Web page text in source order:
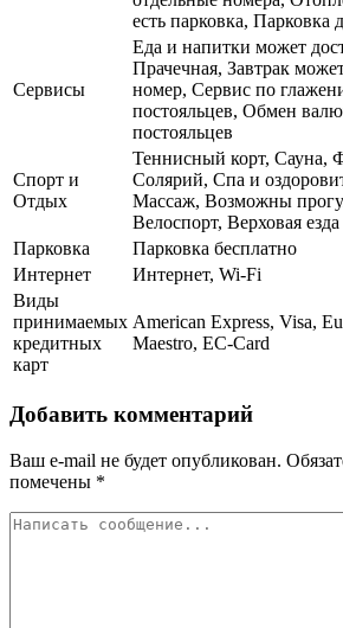
есть парковка, Парковка
Сервисы
Еда и напитки может
Прачечная, Завтрак
номер, Сервис по
постояльцев, Обмен
постояльцев
Спорт и
Отдых
Теннисный корт, Сауна,
Солярий, Спа и
Массаж, Возможны
Велоспорт, Верховая езда
Парковка
Парковка бесплатно
Интернет
Интернет, Wi-Fi
Виды
принимаемых
кредитных
карт
American Express, Visa,
Maestro, EC-Card
Добавить комментарий
Ваш e-mail не будет опубликован.
помечены *